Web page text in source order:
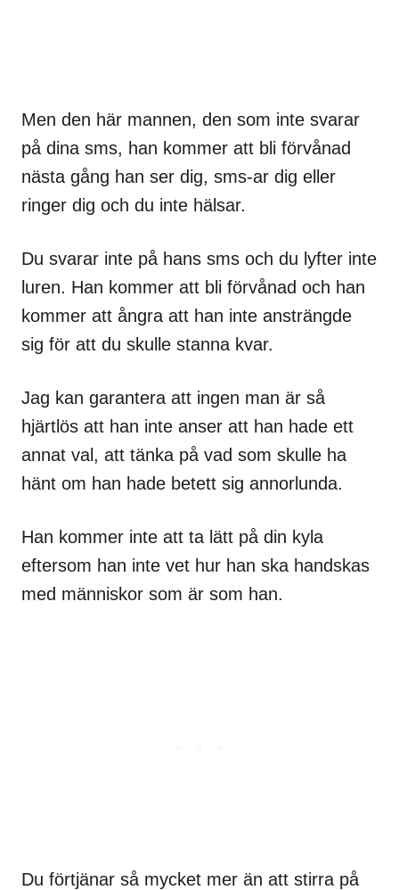
Men den här mannen, den som inte svarar
på dina sms, han kommer att bli förvånad
nästa gång han ser dig, sms-ar dig eller
ringer dig och du inte hälsar.
Du svarar inte på hans sms och du lyfter inte
luren. Han kommer att bli förvånad och han
kommer att ångra att han inte ansträngde
sig för att du skulle stanna kvar.
Jag kan garantera att ingen man är så
hjärtlös att han inte anser att han hade ett
annat val, att tänka på vad som skulle ha
hänt om han hade betett sig annorlunda.
Han kommer inte att ta lätt på din kyla
eftersom han inte vet hur han ska handskas
med människor som är som han.
Du förtjänar så mycket mer än att stirra på